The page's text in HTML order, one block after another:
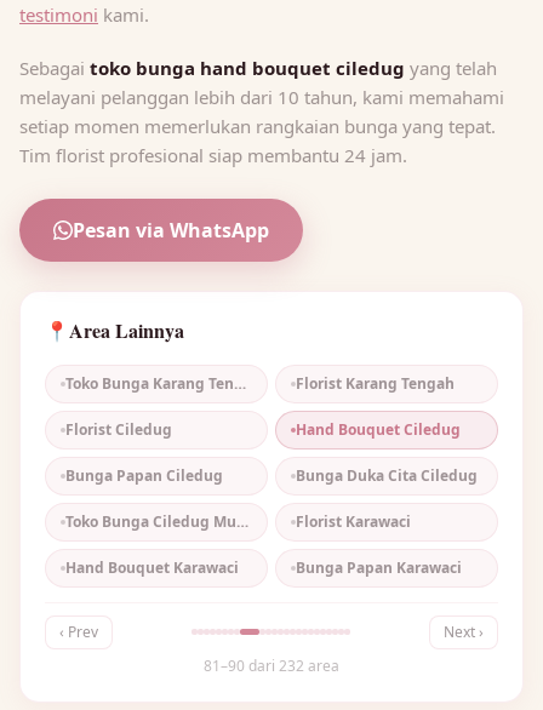
testimoni kami.
Sebagai toko bunga hand bouquet ciledug yang telah
melayani pelanggan lebih dari 10 tahun, kami memahami
setiap momen memerlukan rangkaian bunga yang tepat.
Tim florist profesional siap membantu 24 jam.
Pesan via WhatsApp
📍 Area Lainnya
Toko Bunga Karang Tengah Florist Karang Tengah
Florist Ciledug Hand Bouquet Ciledug
Bunga Papan Ciledug Bunga Duka Cita Ciledug
Toko Bunga Ciledug Murah Florist Karawaci
Hand Bouquet Karawaci Bunga Papan Karawaci
‹ Prev
Next ›
81–90 dari 232 area